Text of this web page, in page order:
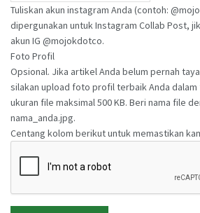
Tuliskan akun instagram Anda (contoh:
dipergunakan untuk Instagram Collab Post,
akun IG @mojokdotco.
Foto Profil
Opsional. Jika artikel Anda belum pernah
silakan upload foto profil terbaik Anda
ukuran file maksimal 500 KB. Beri nama file
nama_anda.jpg.
Centang kolom berikut untuk memastikan